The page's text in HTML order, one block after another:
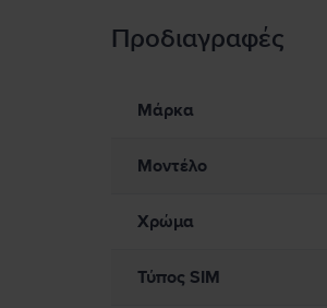
Πληροφορίες Ασφάλειας
Παρακαλώ διαβάστε το εγχειρίδιο.
Προδιαγραφές
Μάρκα
Μοντέλο
Χρώμα
Τύπος SIM